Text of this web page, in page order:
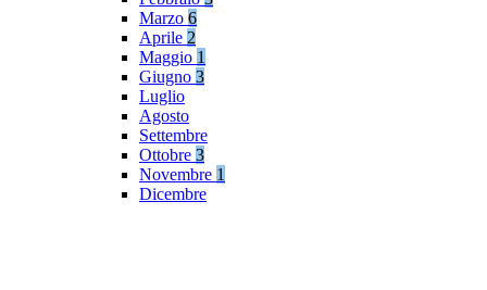
Marzo 6
Aprile 2
Maggio 1
Giugno 3
Luglio
Agosto
Settembre
Ottobre 3
Novembre 1
Dicembre